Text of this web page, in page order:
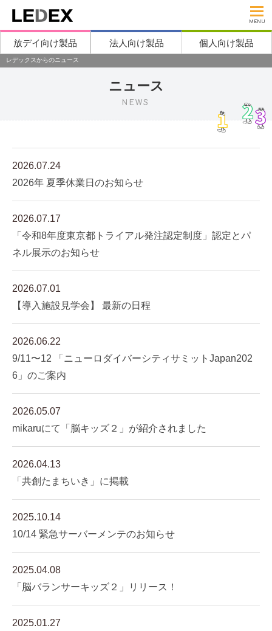
MENU
放デイ向け製品 法人向け製品 個人向け製品
レデックスからのニュース
ニュース
NEWS
2026.07.24
2026年 夏季休業日のお知らせ
2026.07.17
「令和8年度東京都トライアル発注認定制度」認定とパ
ネル展示のお知らせ
2026.07.01
【導入施設見学会】 最新の日程
2026.06.22
9/11〜12 「ニューロダイバーシティサミットJapan202
6」のご案内
2026.05.07
mikaruにて「脳キッズ２」が紹介されました
2026.04.13
「共創たまちいき」に掲載
2025.10.14
10/14 緊急サーバーメンテのお知らせ
2025.04.08
「脳バランサーキッズ２」リリース！
2025.01.27